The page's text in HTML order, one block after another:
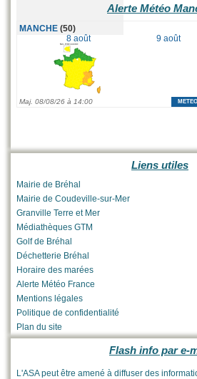
Alerte Météo
Liens utiles
Mairie de Bréhal
Mairie de Coudeville-sur-Mer
Granville Terre et Mer
Médiathèques GTM
Golf de Bréhal
Déchetterie Bréhal
Horaire des marées
Alerte Météo France
Mentions légales
Politique de confidentialité
Plan du site
Flash info par e-
L'ASA peut être amené à diffuser des